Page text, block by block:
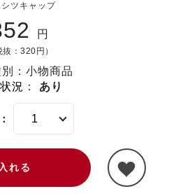
ツキャップ
円
抜：320円）
：小物商品
況 ： あり